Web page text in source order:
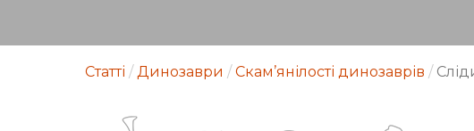
Статті / Динозаври / Скам’янілості динозаврів /